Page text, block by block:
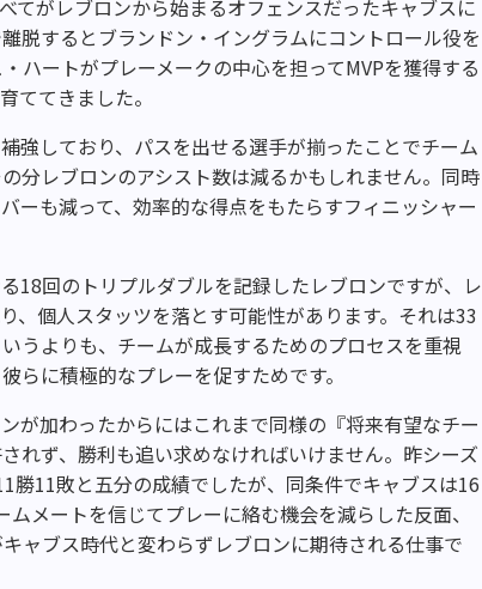
てがレブロンから始まるオフェンスだったキャブスに
脱するとブランドン・イングラムにコントロール役を
ハートがプレーメークの中心を担ってMVPを獲得する
ててきました。
強しており、パスを出せる選手が揃ったことでチーム
分レブロンのアシスト数は減るかもしれません。同時
ーも減って、効率的な得点をもたらすフィニッシャー
18回のトリプルダブルを記録したレブロンですが、レ
、個人スタッツを落とす可能性があります。それは33
うよりも、チームが成長するためのプロセスを重視
らに積極的なプレーを促すためです。
が加わったからにはこれまで同様の『将来有望なチー
れず、勝利も追い求めなければいけません。昨シーズ
勝11敗と五分の成績でしたが、同条件でキャブスは16
メートを信じてプレーに絡む機会を減らした反面、
ャブス時代と変わらずレブロンに期待される仕事で